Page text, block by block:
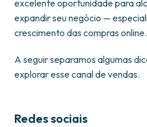
excelente oportunidade para
expandir seu negócio —
crescimento das compras online.
A seguir separamos algumas
explorar esse canal de vendas.
Redes sociais